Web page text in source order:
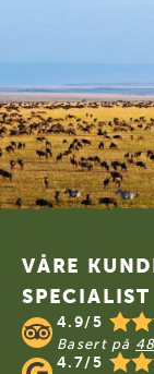
VÅRE
SPECIALIST
4.9/5
Basert på
4.7/5